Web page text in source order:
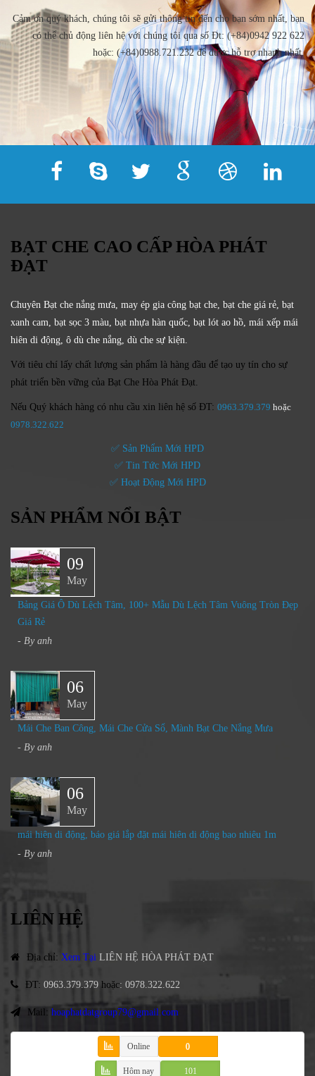
Cảm ơn quý khách, chúng tôi sẽ gửi thông tin đến cho bạn sớm nhất, bạn
có thể chủ động liên hệ với chúng tôi qua số Đt: (+84)0942 922 622
hoặc: (+84)0988.721.232 để được hỗ trợ nhanh nhất.
BẠT CHE CAO CẤP HÒA PHÁT
ĐẠT
Chuyên Bạt che nắng mưa, may ép gia công bạt che, bạt che giá rẻ, bạt
xanh cam, bạt sọc 3 màu, bạt nhựa hàn quốc, bạt lót ao hồ, mái xếp mái
hiên di động, ô dù che nắng, dù che sự kiện.
Với tiêu chí lấy chất lượng sản phẩm là hàng đầu để tạo uy tín cho sự
phát triển bền vững của Bạt Che Hòa Phát Đạt.
Nếu Quý khách hàng có nhu cầu xin liên hệ số ĐT: 0963.379.379 hoặc
0978.322.622
✅ Sản Phẩm Mới HPD
✅ Tin Tức Mới HPD
✅ Hoạt Động Mới HPD
SẢN PHẨM NỔI BẬT
09
May
Bảng Giá Ô Dù Lệch Tâm, 100+ Mẫu Dù Lệch Tâm Vuông Tròn Đẹp
Giá Rẻ
- By anh
06
May
Mái Che Ban Công, Mái Che Cửa Sổ, Mành Bạt Che Nắng Mưa​
- By anh
06
May
mái hiên di động, báo giá lắp đặt mái hiên di động bao nhiêu 1m
- By anh
LIÊN HỆ
Địa chỉ: Xem Tại LIÊN HỆ HÒA PHÁT ĐẠT
ĐT: 0963.379.379 hoặc: 0978.322.622
Mail: hoaphatdatgroup79@gmail.com
Online 0
Hôm nay 101